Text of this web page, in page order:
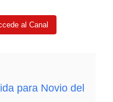
al Canal
para Novio del